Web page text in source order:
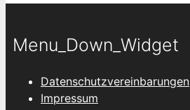
Menu_Down_Widget
Datenschutzvereinbarungen
Impressum